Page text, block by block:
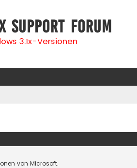
Support Forum
3.1x-Versionen
von Microsoft.